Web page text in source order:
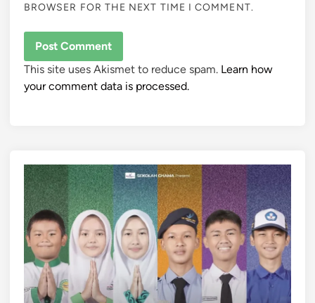
BROWSER FOR THE NEXT TIME I COMMENT.
This site uses Akismet to reduce spam. Learn how
your comment data is processed.